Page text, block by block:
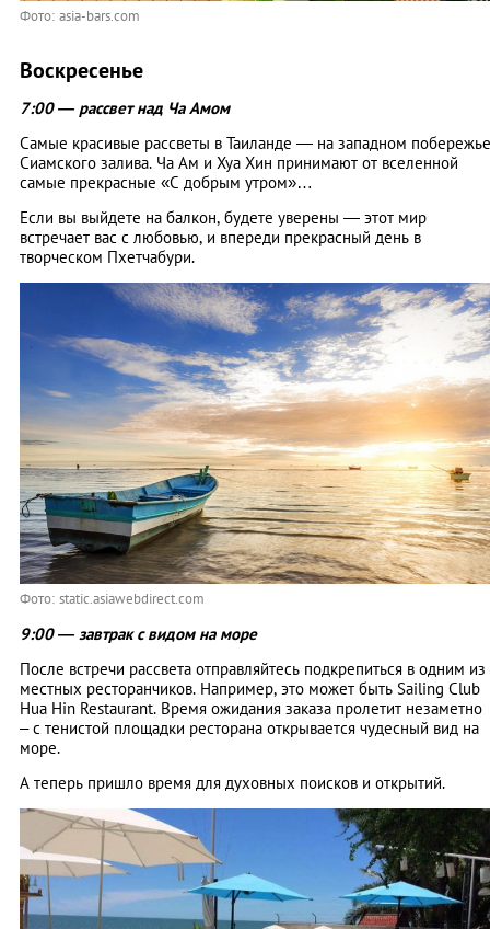
Фото: asia-bars.com
Воскресенье
7:00 — рассвет над Ча Амом
Самые красивые рассветы в Таиланде — на западном побережье
Сиамского залива. Ча Ам и Хуа Хин принимают от вселенной
самые прекрасные «С добрым утром»…
Если вы выйдете на балкон, будете уверены — этот мир
встречает вас с любовью, и впереди прекрасный день в
творческом Пхетчабури.
Фото: static.asiawebdirect.com
9:00 — завтрак с видом на море
После встречи рассвета отправляйтесь подкрепиться в одним из
местных ресторанчиков. Например, это может быть Sailing Club
Hua Hin Restaurant. Время ожидания заказа пролетит незаметно
– с тенистой площадки ресторана открывается чудесный вид на
море.
А теперь пришло время для духовных поисков и открытий.